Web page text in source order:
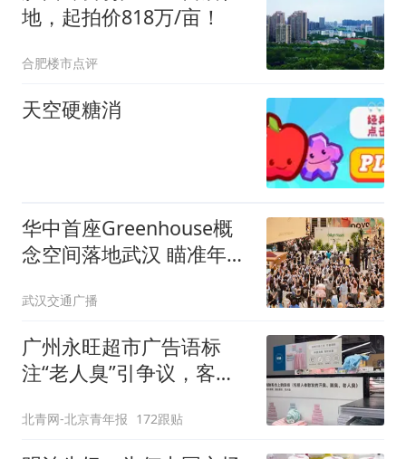
地，起拍价818万/亩！
合肥楼市点评
天空硬糖消
华中首座Greenhouse概
念空间落地武汉 瞄准年轻
武汉交通广播
广州永旺超市广告语标
注“老人臭”引争议，客服
北青网-北京青年报 172跟贴